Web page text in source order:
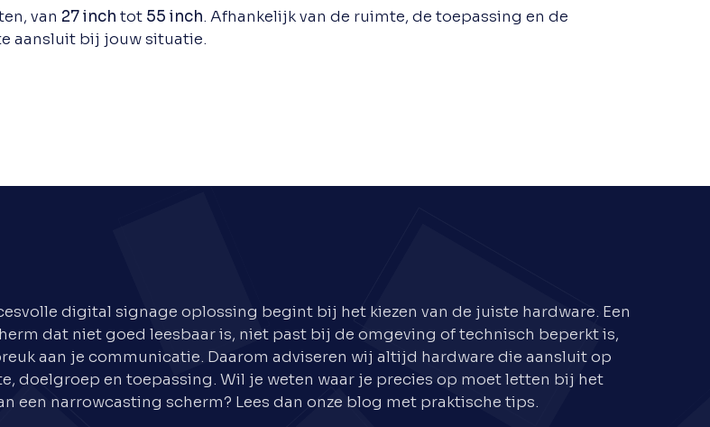
van 27 inch tot 55 inch. Afhankelijk van de ruimte, de toepassing en de
aansluit bij jouw situatie.
digital signage oplossing begint bij het kiezen van de juiste hardware. Een
dat niet goed leesbaar is, niet past bij de omgeving of technisch beperkt is,
aan je communicatie. Daarom adviseren wij altijd hardware die aansluit op
doelgroep en toepassing. Wil je weten waar je precies op moet letten bij het
een narrowcasting scherm? Lees dan onze blog met praktische tips.